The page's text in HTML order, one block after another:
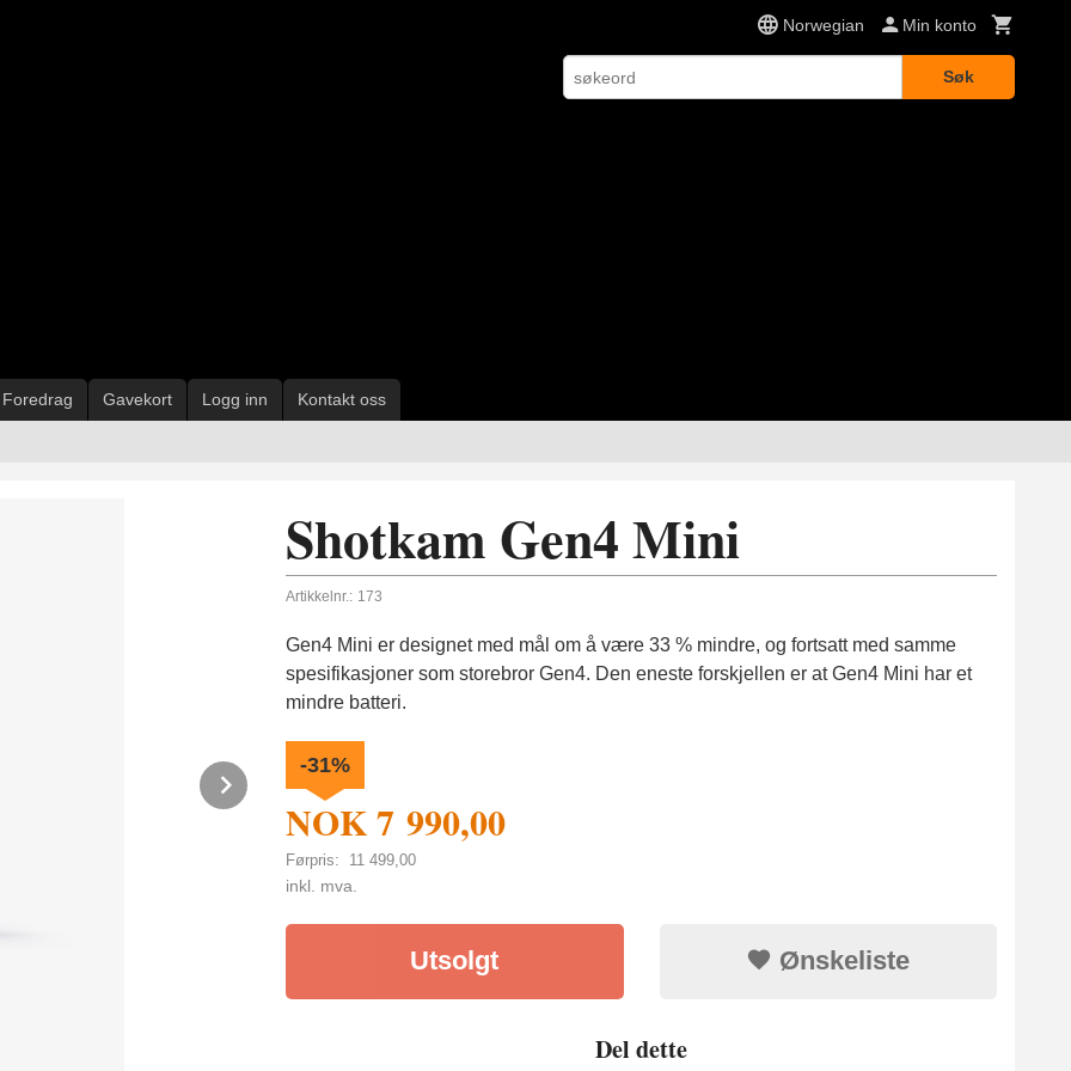
Norwegian Min konto
Søk
Foredrag Gavekort Logg inn Kontakt oss
Shotkam Gen4 Mini
Artikkelnr.: 173
Gen4 Mini er designet med mål om å være 33 % mindre, og fortsatt med samme
spesifikasjoner som storebror Gen4. Den eneste forskjellen er at Gen4 Mini har et
mindre batteri.
NOK7 990,00
Førpris: 11 499,00
Rabatt
-31%
inkl. mva.
Utsolgt Ønskeliste
Del dette